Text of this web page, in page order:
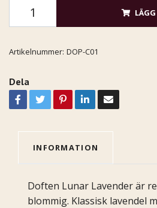
Artikelnummer: DOP-C01
Dela
INFORMATION
Doften Lunar Lavender är
blommig. Klassisk lavendel